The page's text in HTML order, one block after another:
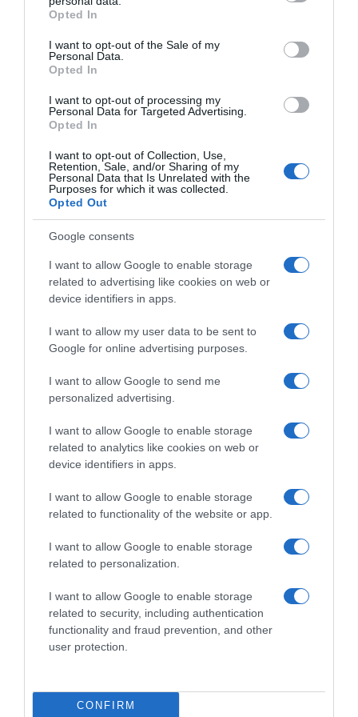
grant or deny consent to Google and its third-party tags to
use your data for below specified purposes in below Google
consent section.
Opted In
I want to opt-out of the Sale of my
Personal Data.
Opted In
I want to opt-out of processing my
Personal Data for Targeted Advertising.
Opted In
I want to opt-out of Collection, Use,
Retention, Sale, and/or Sharing of my
Personal Data that Is Unrelated with the
Purposes for which it was collected.
Opted Out
Google consents
I want to allow Google to enable storage
related to advertising like cookies on web or
device identifiers in apps.
I want to allow my user data to be sent to
Google for online advertising purposes.
I want to allow Google to send me
personalized advertising.
I want to allow Google to enable storage
related to analytics like cookies on web or
device identifiers in apps.
I want to allow Google to enable storage
related to functionality of the website or app.
I want to allow Google to enable storage
related to personalization.
I want to allow Google to enable storage
related to security, including authentication
functionality and fraud prevention, and other
user protection.
CONFIRM
7. Način pripremeDa biste iskoristili moć detoksikacije ovih
Sve sastojke temeljito operite i očistite.Narežite ih na sitne
šargarepu, korijen đumbira i peruanske jagode u
blenderu.Dodajte 300 ml vode kako biste lakše miješali.Miješajte
dok ne postane glatko i dobro sjedinjeno.Procijedite smjesu kroz
sito ili gazu da uklonite svu pulpu.Prebacite tečnost u staklenu
posudu i stavite u frižider da ostane sveža.
popijte po jednu šoljicu svakog jutra na prazan stomak. Pijte
polako i dopustite vašem tijelu da postepeno apsorbira hranjive
tvari. Mora se popiti u roku od 10-15 minuta, a ne odjednom kako
bi se spriječilo preopterećenje sistema. Uključite ovaj napitak u
svoju svakodnevnu rutinu, posebno tokom sezone gripa i virusa,
kako biste ojačali svoju imunološku odbranu i poboljšali
9. Prednosti redovne konzumacijeRedovna konzumacija ovog
prirodnog napitka za detoksikaciju može pružiti bezbrojne
zdravstvene prednosti, uključujući: